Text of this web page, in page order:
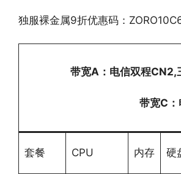
独服裸金属9折优惠码：
带宽A：电信双程CN2,
带宽C
套餐 CPU 内存 硬